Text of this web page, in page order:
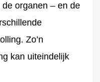
organen – en de
Zo’n
kan uiteindelijk